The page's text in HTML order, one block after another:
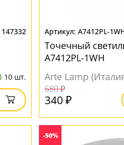
147332
10 шт.
A7412PL-
Точечный
A7412PL-1WH
Arte Lamp
680 ₽
340 ₽
-50%